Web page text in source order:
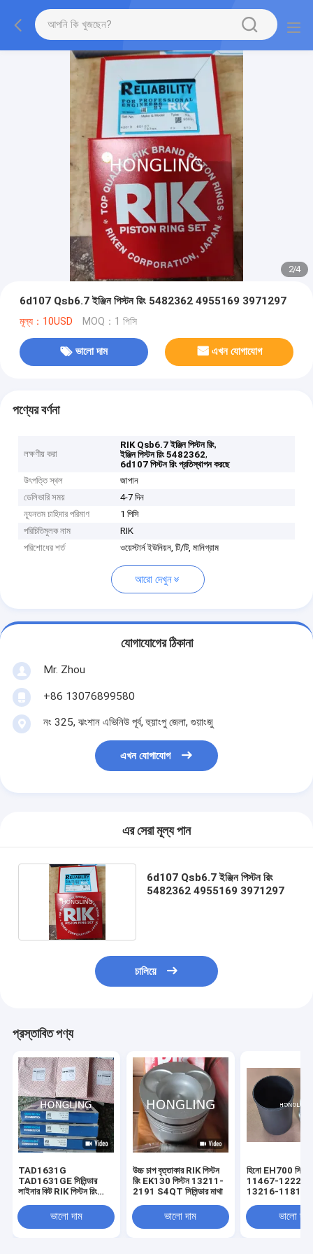
2/4
6d107 Qsb6.7 ইঞ্জিন পিস্টন রিং 5482362 4955169 3971297
মূল্য：10USD MOQ：1 পিসি
ভালো দাম এখন যোগাযোগ
পণ্যের বর্ণনা
লক্ষণীয় করা
RIK Qsb6.7 ইঞ্জিন পিস্টন রিং,
ইঞ্জিন পিস্টন রিং 5482362,
6d107 পিস্টন রিং প্রতিস্থাপন করছে
উৎপত্তি স্থল
জাপান
ডেলিভারি সময়
4-7 দিন
ন্যূনতম চাহিদার পরিমাণ
1 পিসি
পরিচিতিমুলক নাম
RIK
পরিশোধের শর্ত
ওয়েস্টার্ন ইউনিয়ন, টি/টি, মানিগ্রাম
আরো দেখুন
যোগাযোগের ঠিকানা
Mr. Zhou
+86 13076899580
নং 325, ঝংশান এভিনিউ পূর্ব, হুয়াংপু জেলা, গুয়াংজু
এখন যোগাযোগ
এর সেরা মূল্য পান
6d107 Qsb6.7 ইঞ্জিন পিস্টন রিং
5482362 4955169 3971297
চালিয়ে
প্রস্তাবিত পণ্য
TAD1631G
TAD1631GE সিলিন্ডার
লাইনার কিট RIK পিস্টন রিং
03816voভালো দাম
উচ্চ চাপ বৃত্তাকার RIK পিস্টন
রিং EK130 পিস্টন 13211-
2191 S4QT সিলিন্ডার মাথা
ভালো দাম
হিনো EH700
11467-1222 এবং
13216-1181
ভালো দাম